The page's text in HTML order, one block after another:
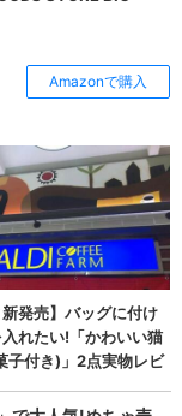
Amazonで購入